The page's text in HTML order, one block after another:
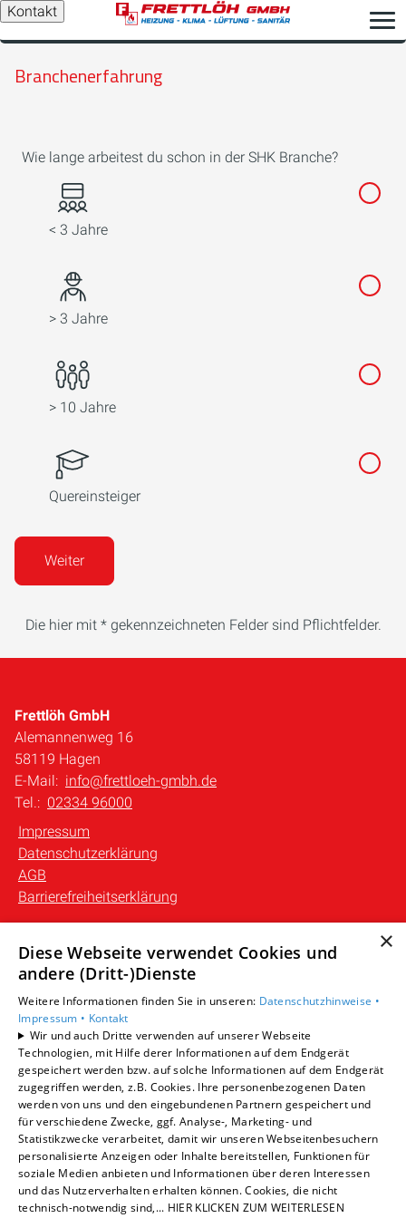
Kontakt
Branchenerfahrung
Wie lange arbeitest du schon in der SHK Branche?
< 3 Jahre
> 3 Jahre
> 10 Jahre
Quereinsteiger
Weiter
Die hier mit * gekennzeichneten Felder sind Pflichtfelder.
Frettlöh GmbH
Alemannenweg 16
58119 Hagen
E-Mail: info@frettloeh-gmbh.de
Tel.: 02334 96000
Impressum
Datenschutzerklärung
AGB
Barrierefreiheitserklärung
Privatkunden
Gewerbekunden
Karriere
Unternehmen
Kontakt
×
Diese Webseite verwendet Cookies und
andere (Dritt-)Dienste
Weitere Informationen finden Sie in unseren: Datenschutzhinweise •
Impressum • Kontakt
Wir und auch Dritte verwenden auf unserer Webseite
Technologien, mit Hilfe derer Informationen auf dem Endgerät
gespeichert werden bzw. auf solche Informationen auf dem Endgerät
zugegriffen werden, z.B. Cookies. Ihre personenbezogenen Daten
werden von uns und den eingebundenen Partnern gespeichert und
für verschiedene Zwecke, ggf. Analyse-, Marketing- und
Statistikzwecke verarbeitet, damit wir unseren Webseitenbesuchern
personalisierte Anzeigen oder Inhalte bereitstellen, Funktionen für
soziale Medien anbieten und Informationen über deren Interessen
und das Nutzerverhalten erhalten können. Cookies, die nicht
technisch-notwendig sind,... HIER KLICKEN ZUM WEITERLESEN